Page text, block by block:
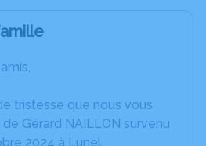
tristesse que nous vous
Gérard NAILLON survenu
2024 à Lunel.